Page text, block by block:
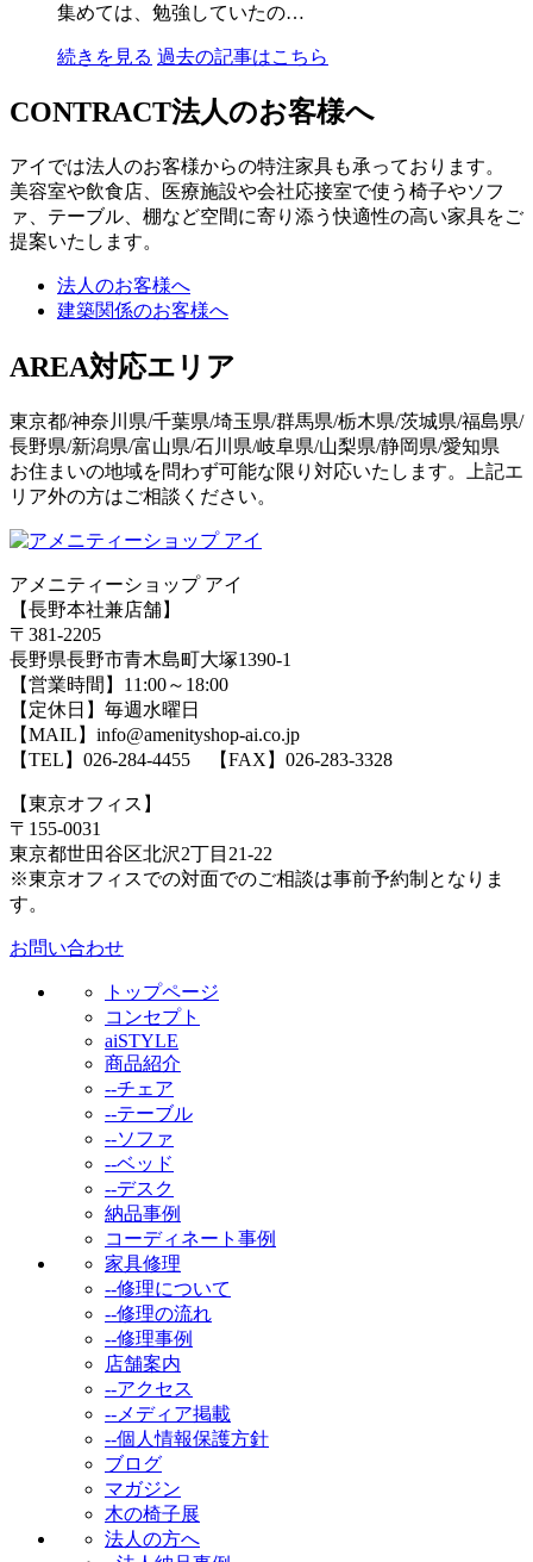
集めては、勉強していたの…
続きを見る 過去の記事はこちら
CONTRACT法人のお客様へ
アイでは法人のお客様からの特注家具も承っております。
美容室や飲食店、医療施設や会社応接室で使う椅子やソフ
ァ、テーブル、棚など空間に寄り添う快適性の高い家具をご
提案いたします。
法人のお客様へ
建築関係のお客様へ
AREA対応エリア
東京都/神奈川県/千葉県/埼玉県/群馬県/栃木県/茨城県/福島県/
長野県/新潟県/富山県/石川県/岐阜県/山梨県/静岡県/愛知県
お住まいの地域を問わず可能な限り対応いたします。上記エ
リア外の方はご相談ください。
アメニティーショップ アイ
【長野本社兼店舗】
〒381-2205
長野県長野市青木島町大塚1390-1
【営業時間】11:00～18:00
【定休日】毎週水曜日
【MAIL】info@amenityshop-ai.co.jp
【TEL】 026-284-4455 【FAX】026-283-3328
【東京オフィス】
〒155-0031
東京都世田谷区北沢2丁目21-22
※東京オフィスでの対面でのご相談は事前予約制となりま
す。
お問い合わせ
トップページ
コンセプト
aiSTYLE
商品紹介
--チェア
--テーブル
--ソファ
--ベッド
--デスク
納品事例
コーディネート事例
家具修理
--修理について
--修理の流れ
--修理事例
店舗案内
--アクセス
--メディア掲載
--個人情報保護方針
ブログ
マガジン
木の椅子展
法人の方へ